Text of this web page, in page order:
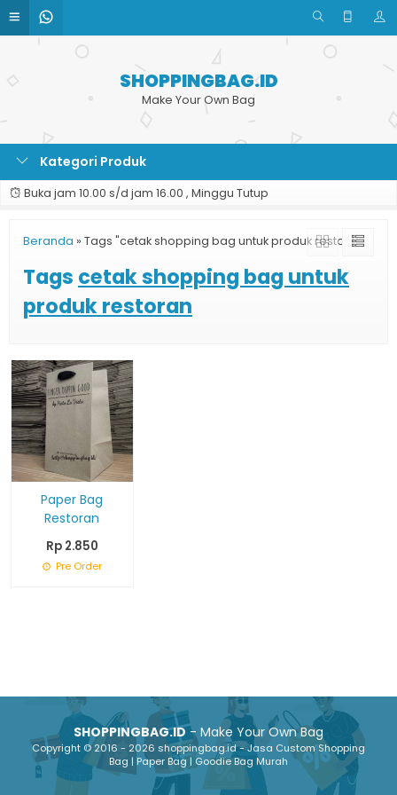
SHOPPINGBAG.ID
Make Your Own Bag
Kategori Produk
Buka jam 10.00 s/d jam 16.00 , Minggu Tutup
Beranda » Tags "cetak shopping bag untuk produk restoran"
Tags cetak shopping bag untuk
produk restoran
Paper Bag
Restoran
Rp 2.850
Pre Order
SHOPPINGBAG.ID- Make Your Own Bag
Copyright © 2016 - 2026 shoppingbag.id - Jasa Custom Shopping
Bag | Paper Bag | Goodie Bag Murah